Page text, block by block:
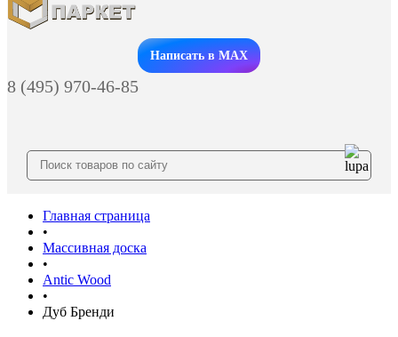
Заказать звонок
Написать в MAX
8 (495) 970-46-85
Главная страница
•
Массивная доска
•
Antic Wood
•
Дуб Бренди